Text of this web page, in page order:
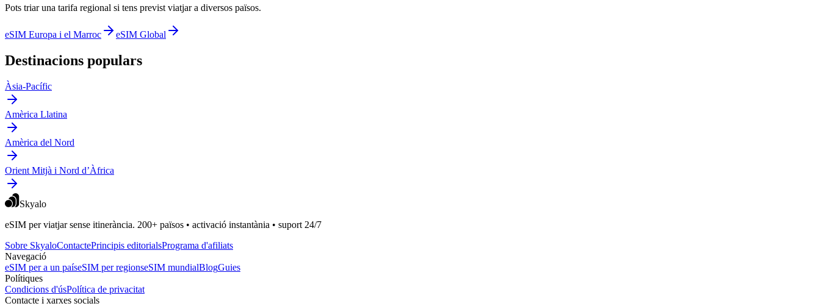
Pots triar una tarifa regional si tens previst viatjar a diversos països.
eSIM Europa i el Marroc eSIM Global
Destinacions populars
Àsia-Pacífic
Amèrica Llatina
Amèrica del Nord
Orient Mitjà i Nord d’Àfrica
Skyalo
eSIM per viatjar sense itinerància. 200+ països • activació instantània • suport 24/7
Sobre SkyaloContactePrincipis editorialsPrograma d'afiliats
Navegació
eSIM per a un paíseSIM per regionseSIM mundialBlogGuies
Polítiques
Condicions d'úsPolítica de privacitat
Contacte i xarxes socials